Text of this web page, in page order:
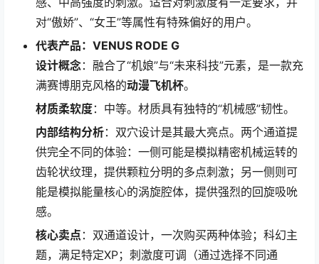
对“傲娇”、“女王”等属性有特殊偏好的用户。
代表产品：VENUS RODE G
设计概念：融合了“机娘”与“未来科技”元素，是一款充
满赛博朋克风格的动漫飞机杯。
材质柔软度：中等。材质具有独特的“机械感”韧性。
内部结构分析：双穴设计是其最大亮点。两个通道提
供完全不同的体验：一侧可能是模拟精密机械运转的
齿轮状纹理，提供颗粒分明的多点刺激；另一侧则可
能是模拟能量核心的涡旋腔体，提供强烈的回旋吸吮
感。
核心卖点 ：双通道设计，一次购买两种体验；科幻主
题，满足特定XP；刺激度可调（通过选择不同通